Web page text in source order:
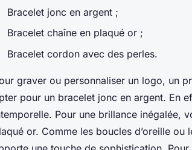
Bracelet jonc en argent ;
Bracelet chaîne en plaqué or ;
Bracelet cordon avec des perles.
graver ou personnaliser un logo, un
pour un bracelet jonc en argent. En
Pour une brillance inégalée,
or. Comme les boucles d’oreille